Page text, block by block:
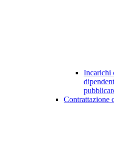
Incarichi
Contrattazione